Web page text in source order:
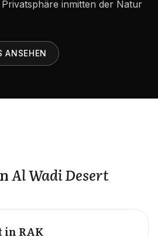
inmitten der Natur
ANSEHEN
Al Wadi Desert
in RAK